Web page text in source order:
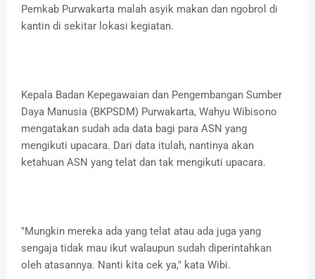
Pemkab Purwakarta malah asyik makan dan ngobrol di
kantin di sekitar lokasi kegiatan.
Kepala Badan Kepegawaian dan Pengembangan Sumber
Daya Manusia (BKPSDM) Purwakarta, Wahyu Wibisono
mengatakan sudah ada data bagi para ASN yang
mengikuti upacara. Dari data itulah, nantinya akan
ketahuan ASN yang telat dan tak mengikuti upacara.
"Mungkin mereka ada yang telat atau ada juga yang
sengaja tidak mau ikut walaupun sudah diperintahkan
oleh atasannya. Nanti kita cek ya," kata Wibi.